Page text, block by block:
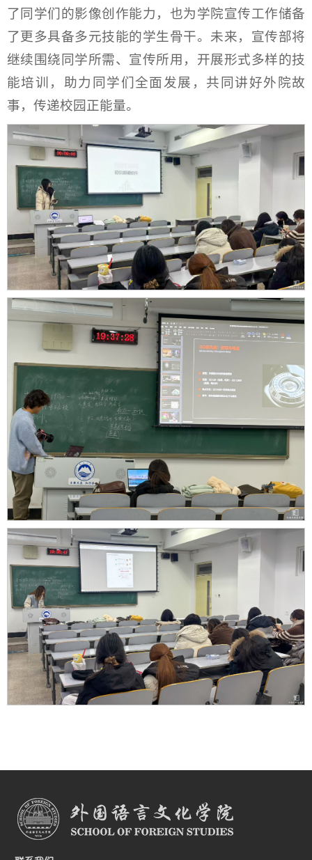
了同学们的影像创作能力，也为学院宣传工作储备
了更多具备多元技能的学生骨干。未来，宣传部将
继续围绕同学所需、宣传所用，开展形式多样的技
能培训，助力同学们全面发展，共同讲好外院故
事，传递校园正能量。